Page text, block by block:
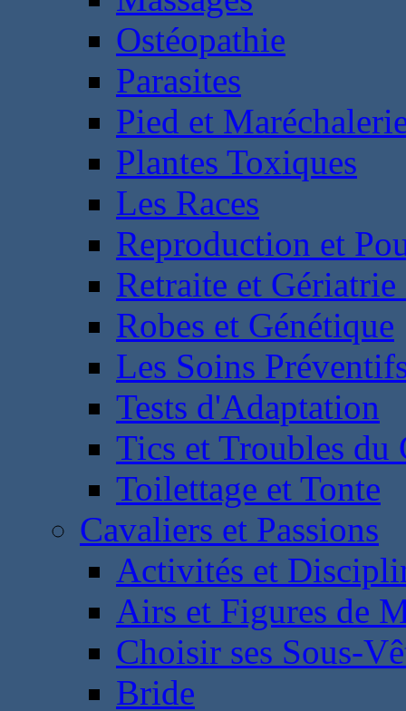
Ostéopathie
Parasites
Pied et
Plantes Toxiques
Les Races
Reproduction et
Retraite et
Robes et Génétique
Les Soins
Tests d'Adaptation
Tics et Troubles du
Toilettage et Tonte
Cavaliers et Passions
Activités et
Airs et Figures de
Choisir ses Sous-
Bride